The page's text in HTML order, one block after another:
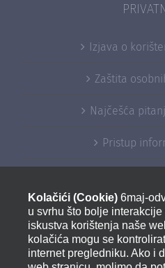
Izjava o
Zaštita
Najčešća
Pristup
Izjava o
Kolačići (Cookie) 6maj-
u svrhu što bolje
iskustva korištenja naše
kolačića mogu se
internet pregledniku. Ako i